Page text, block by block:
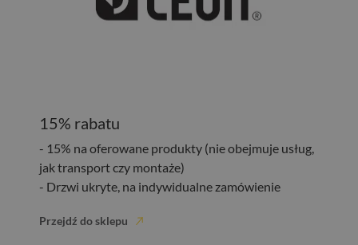
15% rabatu
- 15% na oferowane produkty (nie obejmuje usług,
jak transport czy montaże)
- Drzwi ukryte, na indywidualne zamówienie
Przejdź do sklepu